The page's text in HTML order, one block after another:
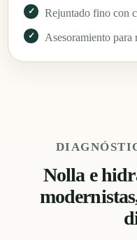
Rejuntado fino con
Asesoramiento para
Nolla e